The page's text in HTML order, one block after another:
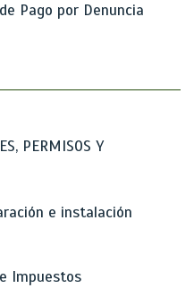
Pago por Denuncia
PERMISOS Y
e instalación
Impuestos